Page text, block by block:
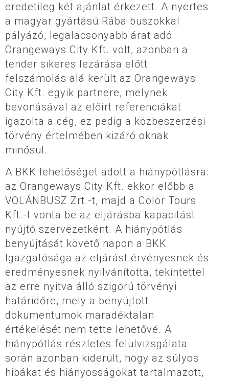
eredetileg két ajánlat érkezett. A nyertes
a magyar gyártású Rába buszokkal
pályázó, legalacsonyabb árat adó
Orangeways City Kft. volt, azonban a
tender sikeres lezárása előtt
felszámolás alá került az Orangeways
City Kft. egyik partnere, melynek
bevonásával az előírt referenciákat
igazolta a cég, ez pedig a közbeszerzési
törvény értelmében kizáró oknak
minősül.
A BKK lehetőséget adott a hiánypótlásra:
az Orangeways City Kft. ekkor előbb a
VOLÁNBUSZ Zrt.-t, majd a Color Tours
Kft.-t vonta be az eljárásba kapacitást
nyújtó szervezetként. A hiánypótlás
benyújtását követő napon a BKK
Igazgatósága az eljárást érvényesnek és
eredményesnek nyilvánította, tekintettel
az erre nyitva álló szigorú törvényi
határidőre, mely a benyújtott
dokumentumok maradéktalan
értékelését nem tette lehetővé. A
hiánypótlás részletes felülvizsgálata
során azonban kiderült, hogy az súlyos
hibákat és hiányosságokat tartalmazott,